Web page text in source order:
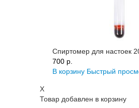
Спиртомер для настоек
700 p.
В корзину Быстрый
X
Товар добавлен в корзину